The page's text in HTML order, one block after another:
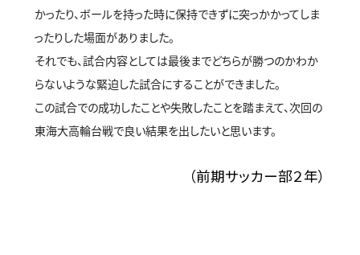
かったり、ボールを持った時に保持できずに突っかかってしま
ったりした場面がありました。
それでも、試合内容としては最後までどちらが勝つのかわか
らないような緊迫した試合にすることができました。
この試合での成功したことや失敗したことを踏まえて、次回の
東海大高輪台戦で良い結果を出したいと思います。
（前期サッカー部２年）